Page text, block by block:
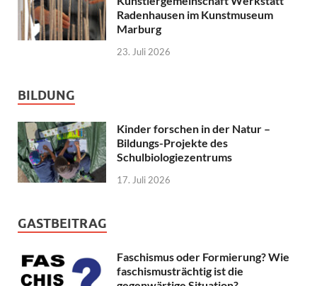
Radenhausen im Kunstmuseum
Marburg
23. Juli 2026
BILDUNG
Kinder forschen in der Natur –
Bildungs-Projekte des
Schulbiologiezentrums
17. Juli 2026
GASTBEITRAG
Faschismus oder Formierung? Wie
faschismusträchtig ist die